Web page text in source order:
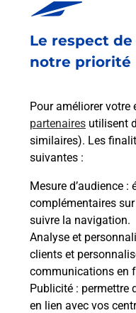
Le respect
notre priorité
Pour améliorer votre
partenaires utilisent
similaires). Les
suivantes :
Mesure d’audience :
complémentaires
suivre la navigation.
Analyse et
clients et
communications en
Publicité : permettre
en lien avec vos
39 RUE
93500 PANTIN
Malin !
La Poste
en ligne
Ouvert 24h/
En savoir plus